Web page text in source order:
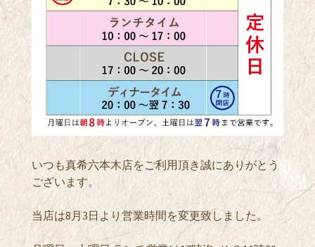
いつも真希六本木店をご利用頂き誠にありがとう
ございます。
当店は8月3日より営業時間を変更致しました。